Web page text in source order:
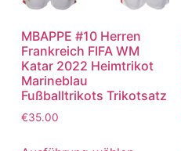
MBAPPE #10 Herren
Frankreich FIFA WM
Katar 2022 Heimtrikot
Marineblau
Fußballtrikots Trikotsatz
€35.00